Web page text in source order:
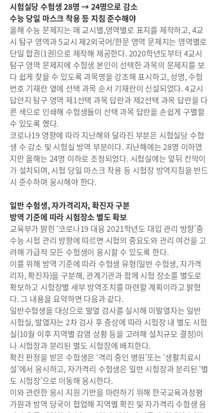
시험실당 수험생 28명 → 24명으로 감소
수능 당일 마스크 착용 등 지침 준수해야
올해 수능 문제지는 매 교시별,영역별로 표지를 제작하고, 4교
시 탐구 영역과 5교시 제2외국어/한문 영역 문제지는 영역별로
단일 합권(1권)으로 제작해 제공한다. 2020학년도부터 4교시
탐구 영역 문제지에 수험생 본인이 선택한 과목의 문제지를 보
다 쉽게 찾을 수 있도록 과목명을 강조해 표시하고, 성명, 수험
번호 기재란 옆에 선택 과목 순서 기재란이 신설되었다. 4교시
답안지 탐구 영역 제1선택 과목 답란과 제2선택 과목 답란을 다
른 색으로 인쇄해 수험생들이 선택 과목 답란을 손쉽게 구별할
수 있도록 했다.
코로나19 영향에 따라 지난해와 달라진 부분은 시험실당 수험
생 수 감소 및 시험실 방역 부분이다. 지난해에는 28명 이하였
지만 올해는 24명 이하로 조정되었다. 시험실에는 앞뒤 칸막이
가 설치되며, 시험 당일 마스크 착용 등 시험장 방역지침을 반드
시 준수하며 응시해야 한다.
일반 수험생, 자가격리자, 확진자 구분
방역 기준에 따라 시험장소 별도 확보
교육부가 밝힌 ‘코로나19 대응 2021학년도 대입 관리 방향’중
수능 시험 관리 방향에 따르면 시험의 중요도와 관리 여건을 고
려해 가급적 모든 수험생이 응시할 수 있도록 한다.
이를 위해 방역 기준에 따라 수험생 유형(일반 수험생, 자가격
리자, 확진자)을 구분해, 관계기관과 함께 시험 장소를 별도로
확보하고 시험장별 세부 방역조치를 마련할 계획이라고 밝혔
다. 그 내용을 요약하면 다음과 같다.
일반수험생을 대상으로 발열 검사를 실시해 미발열자는 일반
시험실, 발열자는 2차 검사 후 증상에 따라 시험장 내 별도 시험
실(10월 이후 지역별 감염 상황 등을 고려해 설치규모 결정)이
나 시험장과 분리된 별도 시험장에 배치한다.
확진 판정을 받은 수험생은 ‘격리 중인 병원’또는 ‘생활치료시
설’에서 응시하고, 자가격리 수험생은 일반 시험장과 분리된 ‘별
도 시험장’으로 이동해 응시한다.
이와 관련한 응시 지원 기반을 마련하기 위해 한국교육과정평
가원과 방역 당국이 협업해 지역별 확진 및 자가격리 수험생 응